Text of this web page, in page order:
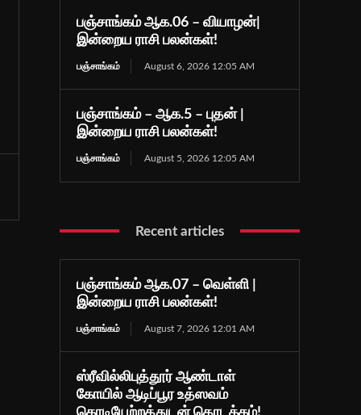
பஞ்சாங்கம் ஆக.06 – வியாழன்|
இன்றைய ராசி பலன்கள்!
பஞ்சாங்கம் August 6, 2026 12:05 AM
பஞ்சாங்கம் – ஆக.5 – புதன் |
இன்றைய ராசி பலன்கள்!
பஞ்சாங்கம் August 5, 2026 12:05 AM
Recent articles
பஞ்சாங்கம் ஆக.07 – வெள்ளி |
இன்றைய ராசி பலன்கள்!
பஞ்சாங்கம் August 7, 2026 12:01 AM
ஸ்ரீவில்லிபுத்தூர் ஆண்டாள்
கோயில் ஆடிப்பூர உத்ஸவம்